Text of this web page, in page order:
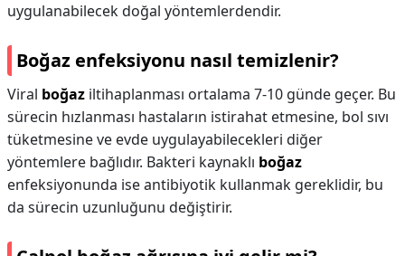
uygulanabilecek doğal yöntemlerdendir.
Boğaz enfeksiyonu nasıl temizlenir?
Viral boğaz iltihaplanması ortalama 7-10 günde geçer. Bu
sürecin hızlanması hastaların istirahat etmesine, bol sıvı
tüketmesine ve evde uygulayabilecekleri diğer
yöntemlere bağlıdır. Bakteri kaynaklı boğaz
enfeksiyonunda ise antibiyotik kullanmak gereklidir, bu
da sürecin uzunluğunu değiştirir.